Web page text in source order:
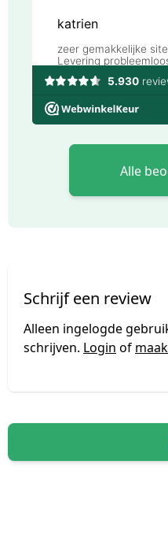
Alle
Schrijf een review
Alleen ingelogde
schrijven. Login of